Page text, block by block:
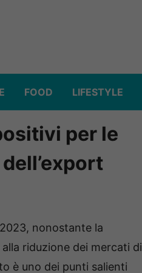
FOOD LIFESTYLE
per le
nonostante la
riduzione dei mercati di
è uno dei punti salienti